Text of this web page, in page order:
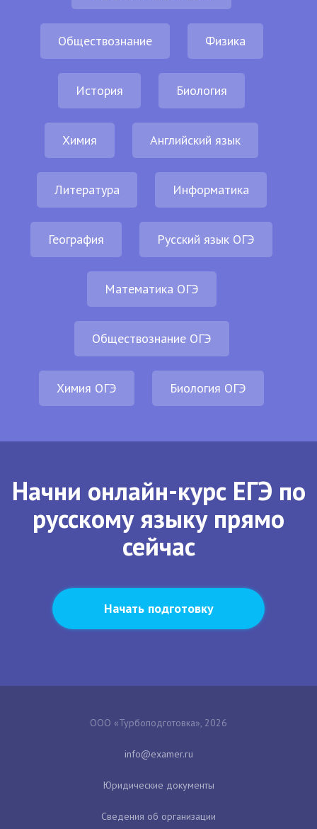
Обществознание Физика
История Биология
Химия Английский язык
Литература Информатика
География Русский язык ОГЭ
Математика ОГЭ
Обществознание ОГЭ
Химия ОГЭ Биология ОГЭ
Начни онлайн-курс ЕГЭ по
русскому языку прямо
сейчас
Начать подготовку
ООО «Турбоподготовка», 2026
Юридические документы
Сведения об организации